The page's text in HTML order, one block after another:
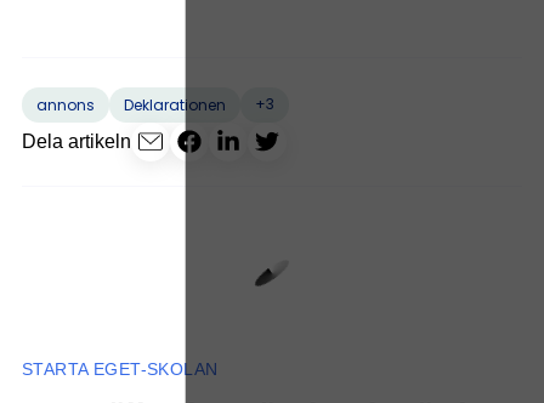
annons Deklarationen
+3
Dela artikeln
STARTA EGET-SKOLAN